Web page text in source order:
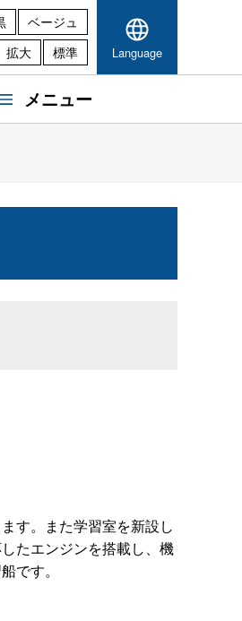
ベージュ
拡大 標準 Language
メニュー
す。また学習室を新設し
たエンジンを搭載し、機
です。